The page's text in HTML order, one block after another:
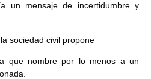
un mensaje de incertidumbre y
sociedad civil propone
que nombre por lo menos a un